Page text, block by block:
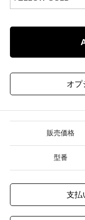
オプ
販売価格
型番
支払